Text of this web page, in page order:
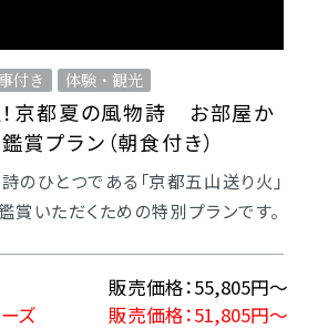
京都夏の風物詩 お部屋か
賞プラン（朝食付き）
付き 体験・観光
のひとつである「京都五山送り火」
賞いただくための特別プランです。
販売価格：55,805円～
ズ
販売価格：51,805円～